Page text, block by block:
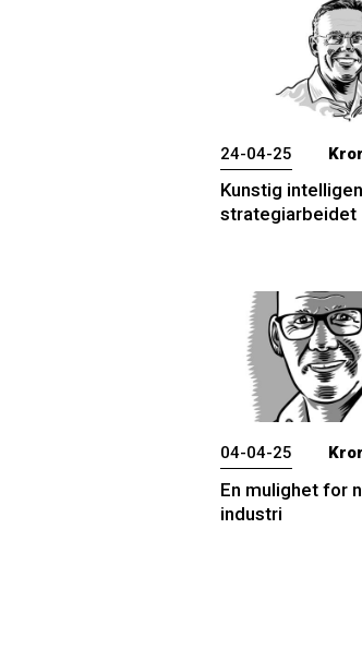
24-04-25
Kunstig
strategiarbeidet
04-04-25
En mulighet for
industri